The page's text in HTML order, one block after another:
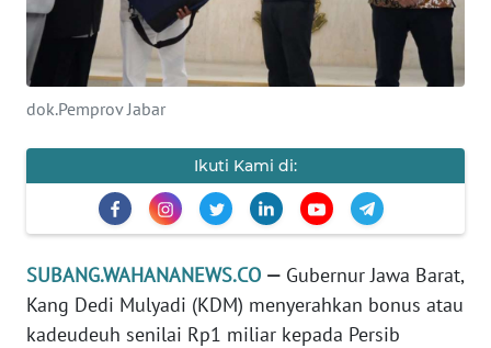
dok.Pemprov Jabar
Ikuti Kami di:
SUBANG.WAHANANEWS.CO — Gubernur Jawa Barat,
Kang Dedi Mulyadi (KDM) menyerahkan bonus atau
kadeudeuh senilai Rp1 miliar kepada Persib
TENTANG
KAMI
MEDIA
REDAKSI